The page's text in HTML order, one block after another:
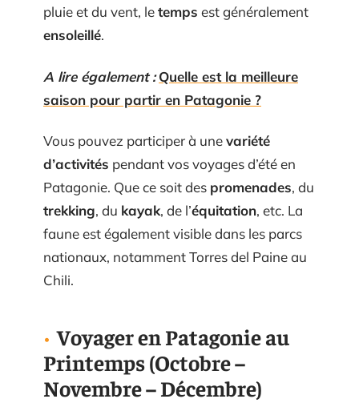
pluie et du vent, letemps est généralement
ensoleillé.
A lire également : Quelle est la meilleure
saison pour partir en Patagonie ?
Vous pouvez participer à unevariété
d’activités pendant vos voyages d’été en
Patagonie. Que ce soit des promenades, du
trekking, du kayak, de l’équitation, etc. La
faune est également visible dans les parcs
nationaux, notamment Torres del Paine au
Chili.
Voyager en Patagonie au
Printemps (Octobre –
Novembre – Décembre)